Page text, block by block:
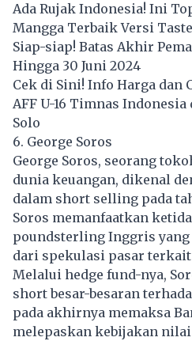
Ada Rujak Indonesia! Ini
Mangga Terbaik Versi
Siap-siap! Batas Akhir
Hingga 30 Juni 2024
Cek di Sini! Info Harga dan
AFF U-16 Timnas
Solo
6. George Soros
George Soros, seorang
dunia keuangan, dikenal
dalam short selling pada
Soros memanfaatkan
poundsterling Inggris
dari spekulasi pasar
Melalui hedge fund-nya,
short besar-besaran
pada akhirnya memaksa
melepaskan kebijakan